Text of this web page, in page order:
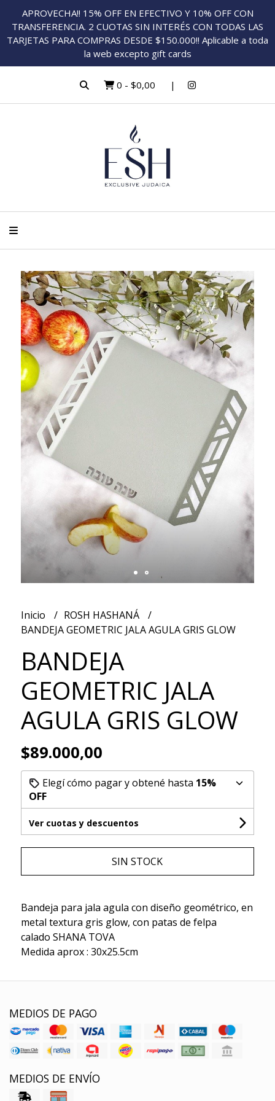
APROVECHA!! 15% OFF EN EFECTIVO Y 10% OFF CON
TRANSFERENCIA. 2 CUOTAS SIN INTERÉS CON TODAS LAS
TARJETAS PARA COMPRAS DESDE $150.000!! Aplicable a toda
la web excepto gift cards
0 - $0,00
Inicio
ROSH HASHANÁ
BANDEJA GEOMETRIC JALA AGULA GRIS GLOW
BANDEJA
GEOMETRIC JALA
AGULA GRIS GLOW
$89.000,00
Elegí cómo pagar y obtené hasta 15%
OFF
Ver cuotas y descuentos
SIN STOCK
Bandeja para jala agula con diseño geométrico, en
metal textura gris glow, con patas de felpa
calado SHANA TOVA
Medida aprox : 30x25.5cm
MEDIOS DE PAGO
MEDIOS DE ENVÍO